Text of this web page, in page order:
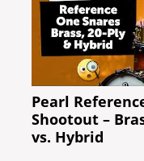
Pearl
Shootout –
vs. Hybrid